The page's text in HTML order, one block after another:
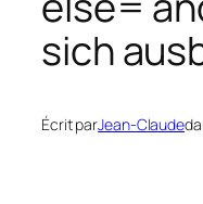
sich
Écrit parJean-Claude